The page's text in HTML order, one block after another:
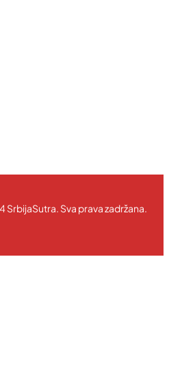
SrbijaSutra. Sva prava zadržana.